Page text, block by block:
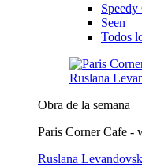
Seen
Todos
Obra de la semana
Paris Corner Cafe -
Ruslana